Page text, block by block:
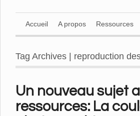
Accueil A propos Ressources
Tag Archives | reproduction
Un nouveau sujet
ressources: La